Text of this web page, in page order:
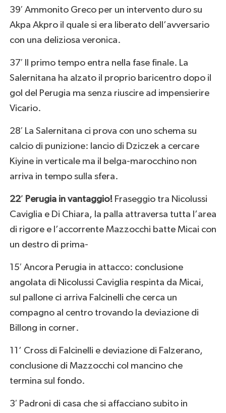
39′ Ammonito Greco per un intervento duro su
Akpa Akpro il quale si era liberato dell’avversario
con una deliziosa veronica.
37′ Il primo tempo entra nella fase finale. La
Salernitana ha alzato il proprio baricentro dopo il
gol del Perugia ma senza riuscire ad impensierire
Vicario.
28′ La Salernitana ci prova con uno schema su
calcio di punizione: lancio di Dziczek a cercare
Kiyine in verticale ma il belga-marocchino non
arriva in tempo sulla sfera.
22′ Perugia in vantaggio! Fraseggio tra Nicolussi
Caviglia e Di Chiara, la palla attraversa tutta l’area
di rigore e l’accorrente Mazzocchi batte Micai con
un destro di prima-
15′ Ancora Perugia in attacco: conclusione
angolata di Nicolussi Caviglia respinta da Micai,
sul pallone ci arriva Falcinelli che cerca un
compagno al centro trovando la deviazione di
Billong in corner.
11’ Cross di Falcinelli e deviazione di Falzerano,
conclusione di Mazzocchi col mancino che
termina sul fondo.
3′ Padroni di casa che si affacciano subito in